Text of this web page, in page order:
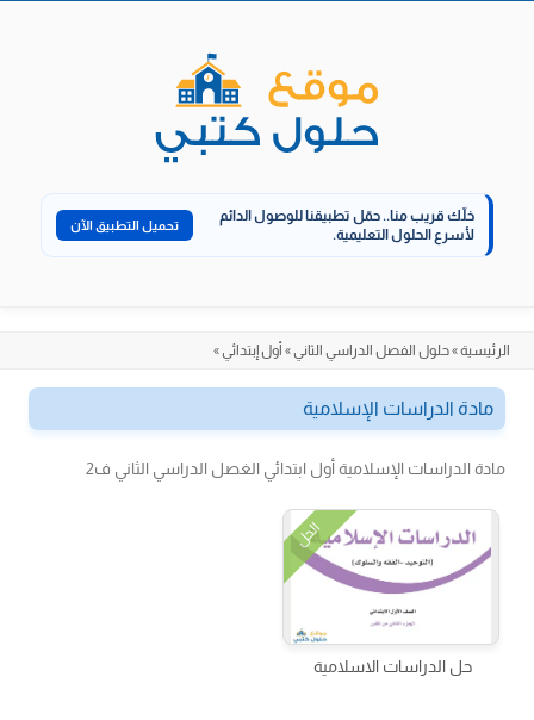
خلّك قريب منا.. حمّل تطبيقنا للوصول الدائم
لأسرع الحلول التعليمية.
تحميل التطبيق الآن
الرئيسية»حلول الفصل الدراسي الثاني» أول إبتدائي»
مادة الدراسات الإسلامية
مادة الدراسات الإسلامية أول ابتدائي الغصل الدراسي الثاني ف2
الحل
حل الدراسات الاسلامية